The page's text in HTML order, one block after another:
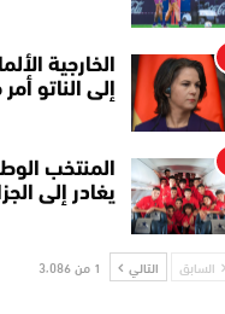
الخارجية
إلى الناتو
يغادر إلى
السابق التالي 1 من 3٬086